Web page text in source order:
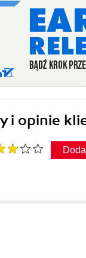
i opinie